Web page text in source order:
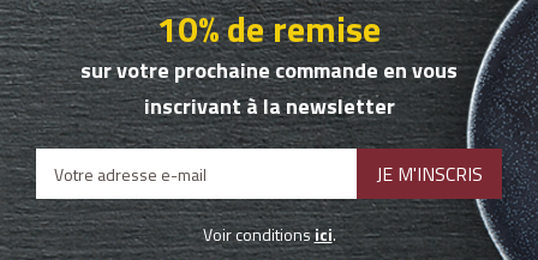
10% de remise
sur votre prochaine commande en vous
inscrivant à la newsletter
Voir conditionsici.